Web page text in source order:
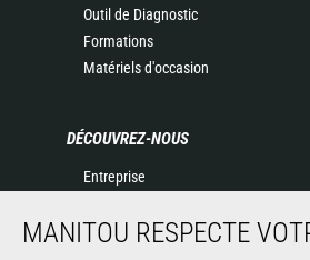
Outil de Diagnostic
Formations
Matériels d'occasion
DÉCOUVREZ-NOUS
Entreprise
Informations légales
MANITOU RESPECTE